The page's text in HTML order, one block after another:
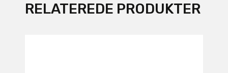
RELATEREDE PRODUKTER